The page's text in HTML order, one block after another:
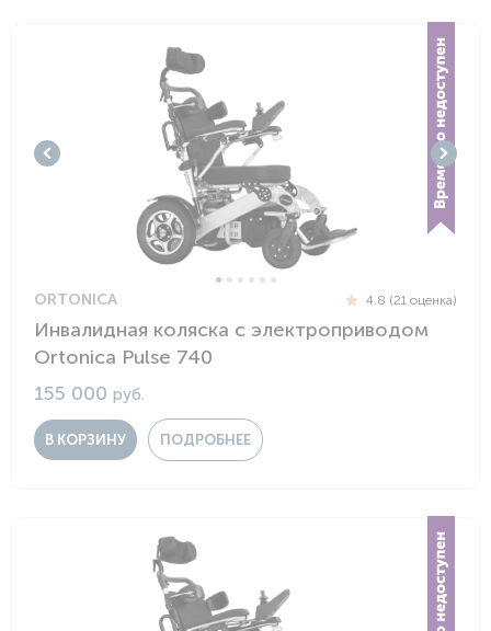
ORTONICA 4.8 (21 оценка)
Инвалидная коляска с электроприводом
Ortonica Pulse 740
155 000 руб.
В КОРЗИНУ ПОДРОБНЕЕ